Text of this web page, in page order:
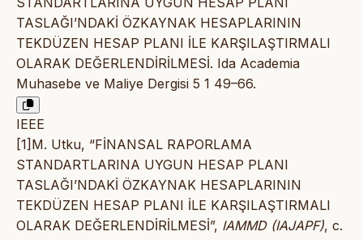
TASLAĞI’NDAKİ ÖZKAYNAK HESAPLARININ
TEKDÜZEN HESAP PLANI İLE KARŞILAŞTIRMALI
OLARAK DEĞERLENDİRİLMESİ. Ida Academia
Muhasebe ve Maliye Dergisi 5 1 49–66.
IEEE
[1]M. Utku, “FİNANSAL RAPORLAMA
STANDARTLARINA UYGUN HESAP PLANI
TASLAĞI’NDAKİ ÖZKAYNAK HESAPLARININ
TEKDÜZEN HESAP PLANI İLE KARŞILAŞTIRMALI
OLARAK DEĞERLENDİRİLMESİ”, IAMMD (IAJAPF), c.